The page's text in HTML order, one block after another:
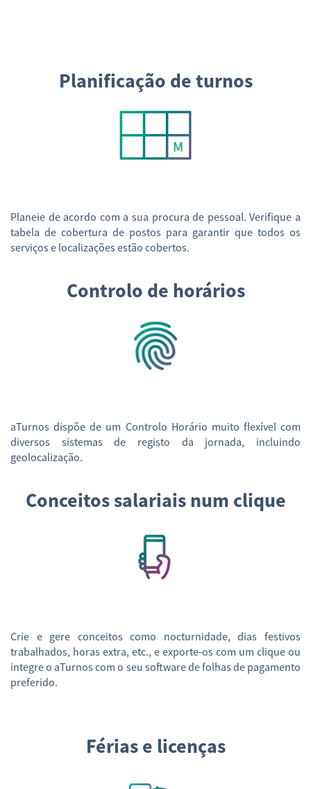
Planificação de turnos
Planeie de acordo com a sua procura de pessoal. Verifique a
tabela de cobertura de postos para garantir que todos os
serviços e localizações estão cobertos.
Controlo de horários
aTurnos dispõe de um Controlo Horário muito flexível com
diversos sistemas de registo da jornada, incluindo
geolocalização.
Conceitos salariais num clique
Crie e gere conceitos como nocturnidade, dias festivos
trabalhados, horas extra, etc., e exporte-os com um clique ou
integre o aTurnos com o seu software de folhas de pagamento
preferido.
Férias e licenças